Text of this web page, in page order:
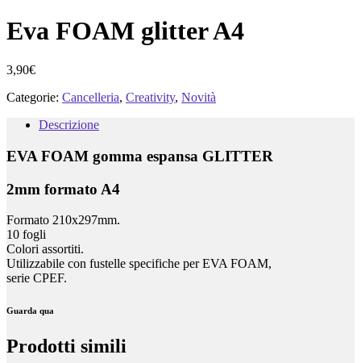
Eva FOAM glitter A4
3,90€
Categorie: Cancelleria, Creativity, Novità
Descrizione
EVA FOAM gomma espansa GLITTER
2mm formato A4
Formato 210x297mm.
10 fogli
Colori assortiti.
Utilizzabile con fustelle specifiche per EVA FOAM,
serie CPEF.
Guarda qua
Prodotti simili